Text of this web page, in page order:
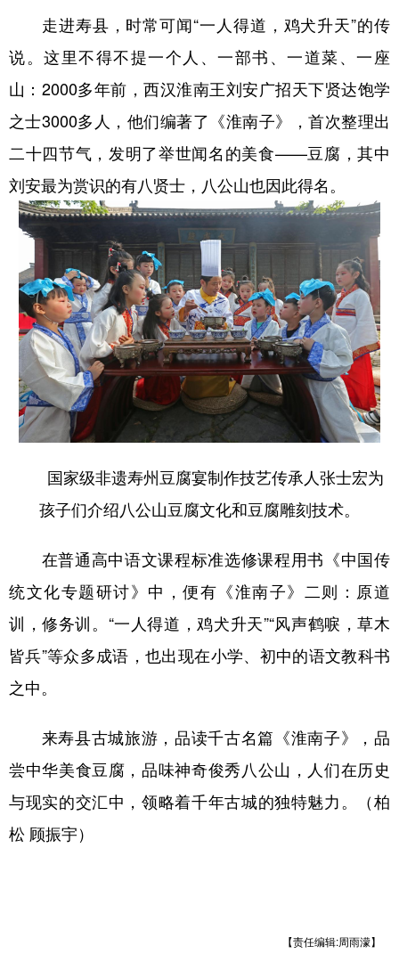
走进寿县，时常可闻“一人得道，鸡犬升天”的传
说。这里不得不提一个人、一部书、一道菜、一座
山：2000多年前，西汉淮南王刘安广招天下贤达饱学
之士3000多人，他们编著了《淮南子》，首次整理出
二十四节气，发明了举世闻名的美食——豆腐，其中
刘安最为赏识的有八贤士，八公山也因此得名。
国家级非遗寿州豆腐宴制作技艺传承人张士宏为
孩子们介绍八公山豆腐文化和豆腐雕刻技术。
在普通高中语文课程标准选修课程用书《中国传
统文化专题研讨》中，便有《淮南子》二则：原道
训，修务训。“一人得道，鸡犬升天”“风声鹤唳，草木
皆兵”等众多成语，也出现在小学、初中的语文教科书
之中。
来寿县古城旅游，品读千古名篇《淮南子》，品
尝中华美食豆腐，品味神奇俊秀八公山，人们在历史
与现实的交汇中，领略着千年古城的独特魅力。（柏
松 顾振宇）
【责任编辑:周雨濛】